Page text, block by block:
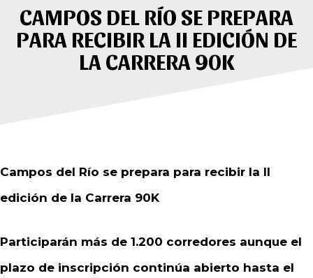
CAMPOS DEL RÍO SE PREPARA
PARA RECIBIR LA II EDICIÓN DE
LA CARRERA 90K
Campos del Río se prepara para recibir la II
edición de la Carrera 90K
Participarán más de 1.200 corredores aunque el
plazo de inscripción continúa abierto hasta el